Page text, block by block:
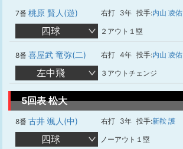
7番 桃原 賢人(遊) 右打 3年 投手:内山 凌佑
四球 ２アウト１塁
8番 喜屋武 竜弥(二) 右打 4年 投手:内山 凌佑
左中飛 ３アウトチェンジ
5回表 松大
8番 古井 颯人(中) 右打 3年 投手:新鞍 護
四球 ノーアウト１塁